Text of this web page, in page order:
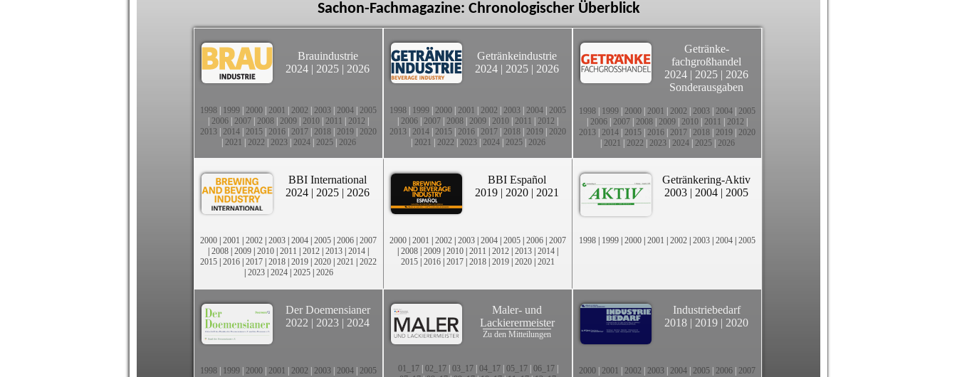
Sachon-Fachmagazine: Chronologischer Überblick
Brauindustrie
2024 | 2025 | 2026
1998 1999 2000 2001 2002 2003 2004 2005
2006 2007 2008 2009 2010 2011 2012
2013 2014 2015 2016 2017 2018 2019 2020
2021 2022 2023| 2024| 2025| 2026
Getränkeindustrie
2024 | 2025 | 2026
1998 1999 2000 2001 2002 2003 2004 2005
2006 2007 2008 2009 2010 2011 2012
2013 2014 2015 2016 2017 2018 2019 2020
2021 2022 2023| 2024| 2025| 2026
Getränke-
fachgroßhandel
2024 | 2025 | 2026
Sonderausgaben
1998 1999 2000 2001 2002 2003 2004 2005
2006 2007 2008 2009 2010 2011 2012
2013 2014 2015 2016 2017 2018 2019 2020
2021 2022 2023| 2024| 2025| 2026
BBI International
2024 | 2025 | 2026
2000 | 2001 | 2002 | 2003 | 2004 | 2005 | 2006 | 2007
| 2008 | 2009 | 2010 | 2011 | 2012 | 2013 | 2014 |
2015 | 2016 | 2017 | 2018 | 2019 | 2020 | 2021 | 2022
| 2023| 2024| 2025| 2026
BBI Español
2019 | 2020 | 2021
2000 | 2001 | 2002 | 2003 | 2004 | 2005 | 2006 | 2007
| 2008 | 2009 | 2010 | 2011 | 2012 | 2013 | 2014 |
2015 | 2016 | 2017 | 2018 | 2019 | 2020 | 2021
Getränkering-Aktiv
2003 | 2004 | 2005
1998 | 1999 | 2000 | 2001 | 2002 | 2003 | 2004 | 2005
Der Doemensianer
2022 | 2023 | 2024
1998 1999 2000 2001 2002 2003 2004 2005
Maler- und
Lackierermeister
Zu den Mitteilungen
01_17| 02_17| 03_17| 04_17| 05_17| 06_17|
Industriebedarf
2018 | 2019 | 2020
2000 2001 2002 2003 2004 2005 2006 2007